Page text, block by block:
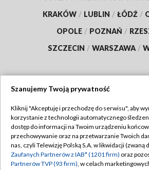
KRAKÓW / LUBLIN / ŁÓDŹ /
OPOLE / POZNAŃ /
SZCZECIN / WARSZAWA /
TVP
Abonament TVP
Emisja w TVP
Regulamin TVP
Polityka
Szanujemy Twoją prywatność
Kliknij "Akceptuję i przechodzę do serwisu", aby
korzystanie z technologii automatycznego
dostęp do informacji na Twoim urządzeniu
przechowywanie oraz na przetwarzanie Twoich
nas, czyli Telewizję Polską S.A. w likwidacji (zwaną
Zaufanych Partnerów z IAB* (1201 firm) oraz
Partnerów TVP (93 firm), w celach